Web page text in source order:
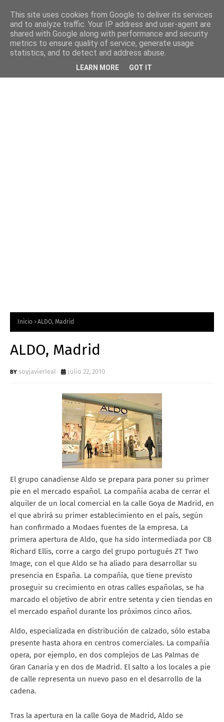
Inicio ALDO, Madrid
ALDO, Madrid
soyjavierleal julio 22, 2010
El grupo canadiense Aldo se prepara para poner su primer
pie en el mercado español. La compañía acaba de cerrar el
alquiler de un local comercial en la calle Goya de Madrid, en
el que abrirá su primer establecimiento en el país, según
han confirmado a Modaes fuentes de la empresa. La
primera apertura de Aldo, que ha sido intermediada por CB
Richard Ellis, corre a cargo del grupo portugués ZT Two
Image, con el que Aldo se ha aliado para desarrollar su
presencia en España. La compañía, que tiene previsto
proseguir su crecimiento en otras calles españolas, se ha
marcado el objetivo de abrir entre setenta y cien tiendas en
el mercado español durante los próximos cinco años.
Aldo, especializada en distribución de calzado, sólo estaba
presente hasta ahora en centros comerciales. La compañía
opera, por ejemplo, en dos complejos de Las Palmas de
Gran Canaria y en dos de Madrid. El salto a los locales a pie
de calle representa un nuevo paso en el desarrollo de la
cadena.
Tras la apertura en la calle Goya de Madrid, Aldo se
This site uses cookies from Google to deliver its services
and to analyze traffic. Your IP address and user-agent are
shared with Google along with performance and security
metrics to ensure quality of service, generate usage
statistics, and to detect and address abuse.
LEARN MORE GOT IT